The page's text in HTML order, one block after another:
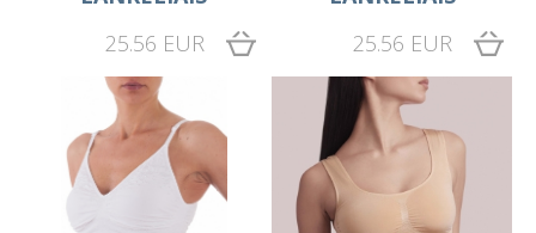
25.56 EUR
25.56 EUR